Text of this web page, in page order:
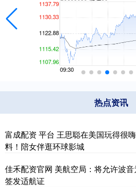
热点资讯
富成配资 平台 王思聪在美国玩得很
料！陪女伴逛环球影城
佳禾配资官网 美航空局：将允许波
签发适航证